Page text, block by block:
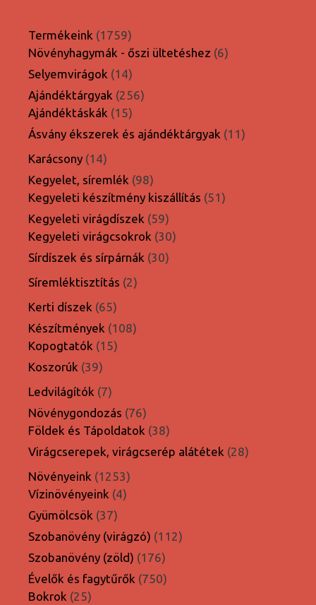
Termékeink 17591759
termék
Növényhagymák - őszi ültetéshez 66
Selyemvirágok 1414
termék
Ajándéktárgyak 256256
Ajándéktáskák 1515
termék
Ásvány ékszerek és ajándéktárgyak 1111
Karácsony 1414
termék
Kegyelet, síremlék 9898
termék
Kegyeleti készítmény kiszállítás 5151
Kegyeleti virágdíszek 5959
termék
Kegyeleti virágcsokrok 3030
Sírdíszek és sírpárnák 3030
Síremléktisztítás 22
Kerti díszek 6565
termék
Készítmények 108108
Kopogtatók 1515
Koszorúk 3939
termék
Ledvilágítók 77
termék
Növénygondozás 7676
termék
Földek és Tápoldatok 3838
termék
Virágcserepek, virágcserép alátétek 2828
Növényeink 12531253
termék
Vízinövényeink 44
Gyümölcsök 3737
termék
Szobanövény (virágzó) 112112
Szobanövény (zöld) 176176
termék
Évelők és fagytűrők 750750
Bokrok 2525